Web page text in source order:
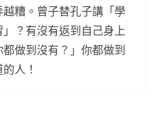
糟。曾子替孔子講「學
？有沒有返到自己身上
做到沒有？」你都做到
人！